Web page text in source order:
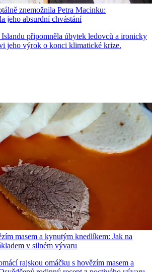
znemožnila Petra Macinku:
jeho absurdní chvástání
připomněla úbytek ledovců a ironicky
jeho výrok o konci klimatické krize.
masem a kynutým knedlíkem: Jak na
v silném vývaru
rajskou omáčku s hovězím masem a